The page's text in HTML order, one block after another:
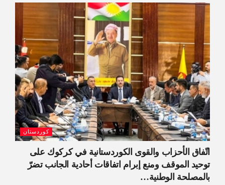
كوردستان
اتّفاق الأحزاب والقوى الكوردستانية في كركوك على
توحيد الموقف ومنع إبرام اتفاقات أحادية الجانب تضرّ
بالمصلحة الوطنية…